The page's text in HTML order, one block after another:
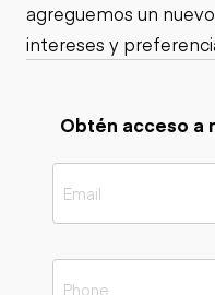
agreguemos un
intereses y
Obtén acceso a